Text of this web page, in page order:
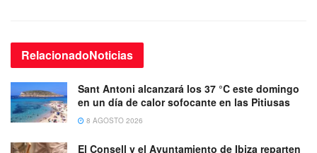
RelacionadoNoticias
Sant Antoni alcanzará los 37 °C este domingo
en un día de calor sofocante en las Pitiusas
8 AGOSTO 2026
El Consell y el Ayuntamiento de Ibiza reparten